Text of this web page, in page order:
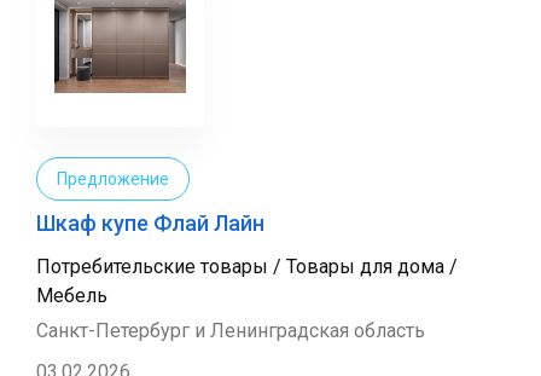
Предложение
Шкаф купе Флай Лайн
Потребительские товары / Товары для дома /
Мебель
Санкт-Петербург и Ленинградская область